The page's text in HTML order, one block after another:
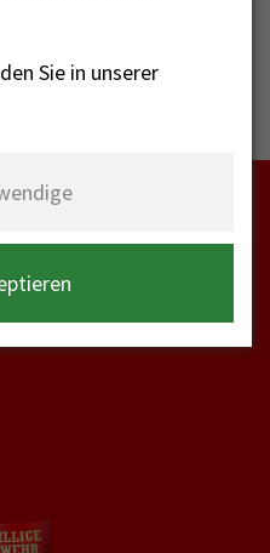
Sie in unserer